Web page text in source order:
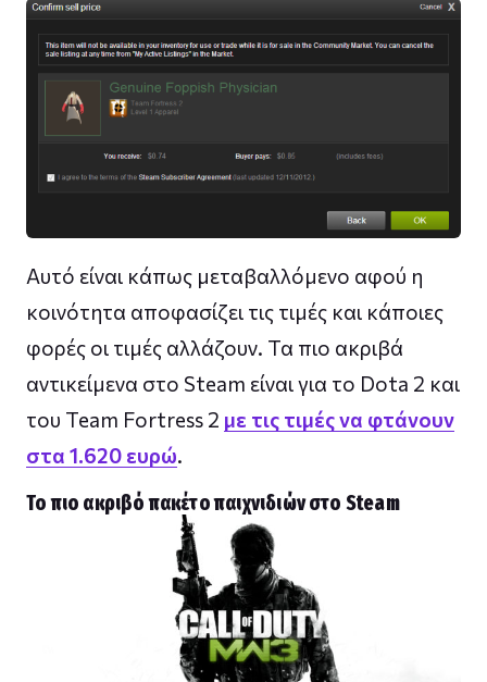
Αυτό είναι κάπως μεταβαλλόμενο αφού η
κοινότητα αποφασίζει τις τιμές και κάποιες
φορές οι τιμές αλλάζουν. Τα πιο ακριβά
αντικείμενα στο Steam είναι για το Dota 2 και
του Team Fortress 2 με τις τιμές να φτάνουν
στα 1.620 ευρώ.
Το πιο ακριβό πακέτο παιχνιδιών στο Steam